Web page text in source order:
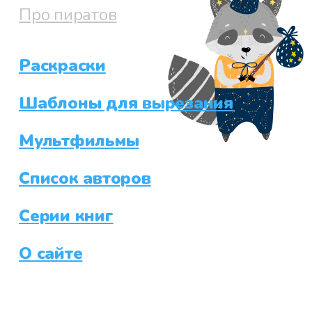
Про пиратов
Раскраски
Шаблоны для вырезания
Мультфильмы
Список авторов
Серии книг
О сайте